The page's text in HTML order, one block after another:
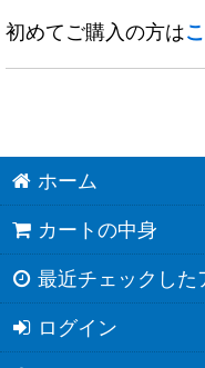
初めてご購入の方は
ホーム
カートの中身
最近チェックした
ログイン